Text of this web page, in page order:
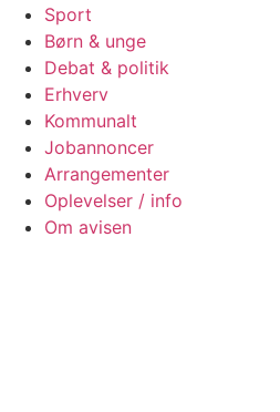
Sport
Børn & unge
Debat & politik
Erhverv
Kommunalt
Jobannoncer
Arrangementer
Oplevelser / info
Om avisen